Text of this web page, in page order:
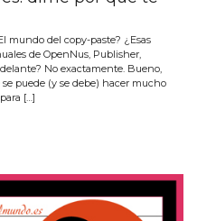
mundo del copy-paste? ¿Esas
de OpenNus, Publisher,
No exactamente. Bueno,
puede (y se debe) hacer mucho
[…]